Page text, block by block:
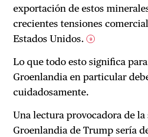
exportación de estos
crecientes tensiones
Estados Unidos. 9
Lo que todo esto significa
Groenlandia en particular
cuidadosamente.
Una lectura provocadora de la
Groenlandia de Trump sería